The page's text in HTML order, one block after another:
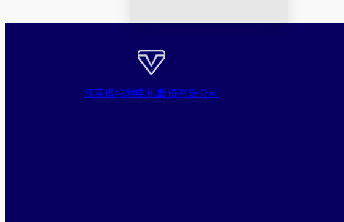
江苏微特利电机股份有限公司